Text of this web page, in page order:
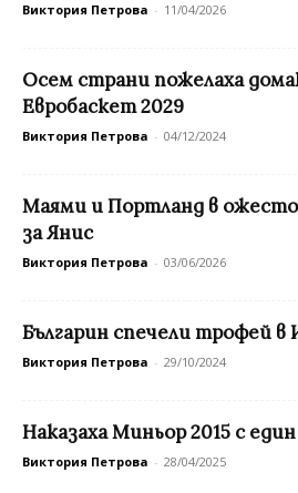
Виктория Петрова - 11/04/2026
Осем страни пожелаха
Евробаскет 2029
Виктория Петрова - 04/12/2024
Маями и Портланд в
за Янис
Виктория Петрова - 03/06/2026
Българин спечели трофей в
Виктория Петрова - 29/10/2024
Наказаха Миньор 2015 с
Виктория Петрова - 28/04/2025